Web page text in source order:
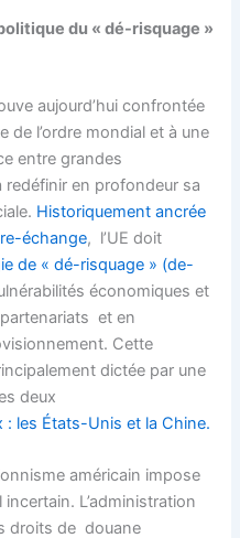
du « dé-risquage »
aujourd’hui confrontée
l’ordre mondial et à une
entre grandes
redéfinir en profondeur sa
Historiquement ancrée
échange, l’UE doit
de « dé-risquage » (de-
économiques et
et en
Cette
dictée par une
deux
: les États-Unis et la Chine.
américain impose
L’administration
droits de douane